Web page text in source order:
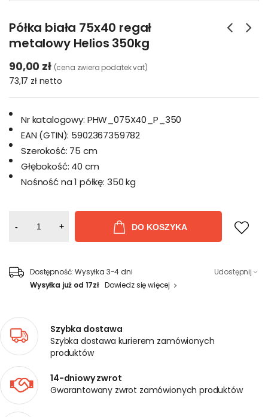
Półka biała 75x40 regał
metalowy Helios 350kg
90,00 zł (cena zwiera podatek vat)
73,17 zł netto
Nr katalogowy: PHW_075X40_P_350
EAN (GTIN): 5902367359782
Szerokość: 75 cm
Głębokość: 40 cm
Nośność na 1 półkę: 350 kg
- + DO KOSZYKA
Dostępność: Wysyłka 3-4 dni
Wysyłka już od 17zł Dowiedz się więcej
Udostępnij
Szybka dostawa
Szybka dostawa kurierem zamówionych
produktów
14-dniowy zwrot
Gwarantowany zwrot zamówionych produktów